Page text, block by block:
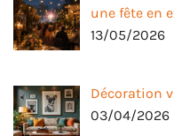
une fête en
13/05/2026
Décoration
03/04/2026